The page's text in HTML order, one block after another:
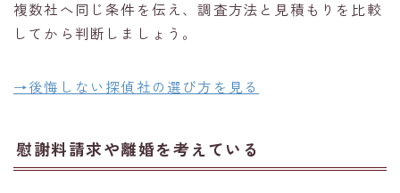
複数社へ同じ条件を伝え、調査方法と見積もりを比較
してから判断しましょう。
→後悔しない探偵社の選び方を見る
慰謝料請求や離婚を考えている